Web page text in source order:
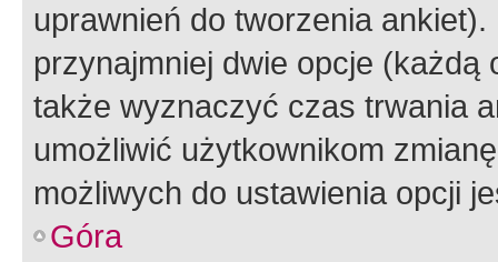
uprawnień do tworzenia
przynajmniej dwie opcje
także wyznaczyć czas trwania
umożliwić użytkownikom
możliwych do ustawienia opcji
Góra